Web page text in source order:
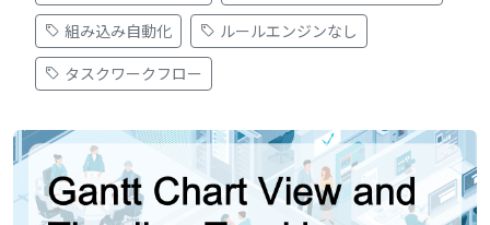
組み込み自動化
ルールエンジンなし
タスクワークフロー